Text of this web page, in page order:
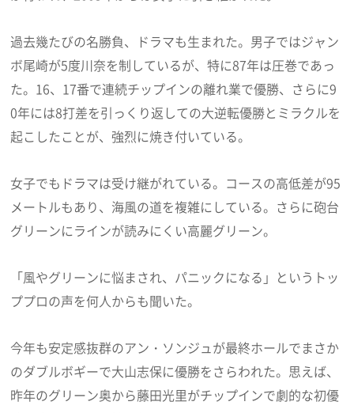
過去幾たびの名勝負、ドラマも生まれた。男子ではジャン
ボ尾崎が5度川奈を制しているが、特に87年は圧巻であっ
た。16、17番で連続チップインの離れ業で優勝、さらに9
0年には8打差を引っくり返しての大逆転優勝とミラクルを
起こしたことが、強烈に焼き付いている。
女子でもドラマは受け継がれている。コースの高低差が95
メートルもあり、海風の道を複雑にしている。さらに砲台
グリーンにラインが読みにくい高麗グリーン。
「風やグリーンに悩まされ、パニックになる」というトッ
ププロの声を何人からも聞いた。
今年も安定感抜群のアン・ソンジュが最終ホールでまさか
のダブルボギーで大山志保に優勝をさらわれた。思えば、
昨年のグリーン奥から藤田光里がチップインで劇的な初優